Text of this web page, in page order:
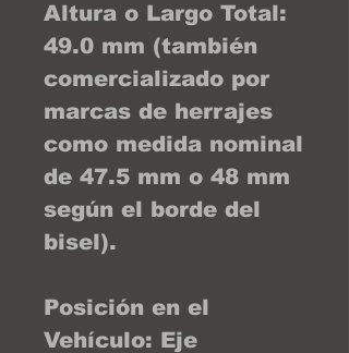
Altura o Largo Total:
49.0 mm (también
comercializado por
marcas de herrajes
como medida nominal
de 47.5 mm o 48 mm
según el borde del
bisel).
Posición en el
Vehículo: Eje